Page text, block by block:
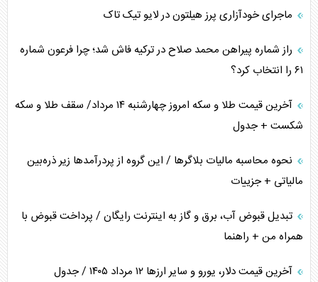
اعتراف غرب به قدرت ایران در تثبیت معادلات
خطای راهبردی ترامپ مقابل برزیل
ماجرای خودآزاری پرز هیلتون در لایو تیک تاک
راز شماره پیراهن محمد صلاح در ترکیه فاش شد؛ چرا فرعون شماره
۶۱ را انتخاب کرد؟
آخرین قیمت طلا و سکه امروز چهارشنبه ۱۴ مرداد/ سقف طلا و سکه
شکست + جدول
نحوه محاسبه مالیات بلاگر‌ها / این گروه از پردرآمد‌ها زیر ذره‌بین
مالیاتی + جزییات
تبدیل قبوض آب، برق و گاز به اینترنت رایگان / پرداخت قبوض با
همراه من + راهنما
آخرین قیمت دلار، یورو و سایر ارز‌ها ۱۲ مرداد ۱۴۰۵ / جدول